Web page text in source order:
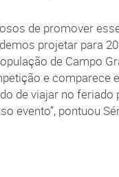
de promover
projetar para
de Campo
e comparece
de viajar no feriado
evento”, pontuou